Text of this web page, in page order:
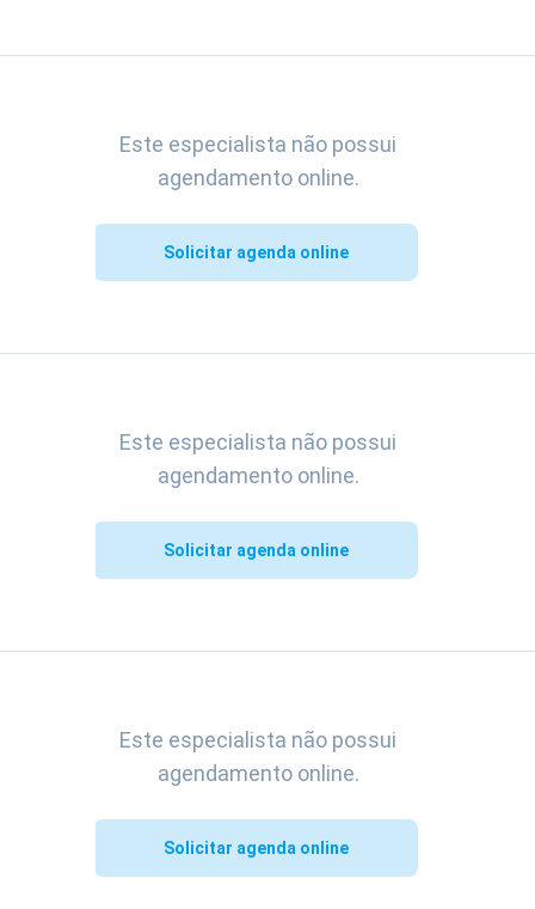
Este especialista não possui
agendamento online.
Solicitar agenda online
Este especialista não possui
agendamento online.
Solicitar agenda online
Este especialista não possui
agendamento online.
Solicitar agenda online